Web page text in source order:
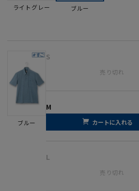
ライトグレー ブルー
ブルー
S
売り切れ
M
カートに入れる
L
売り切れ